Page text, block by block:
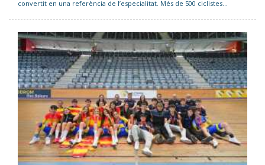
convertit en una referència de l’especialitat. Més de 500 ciclistes...